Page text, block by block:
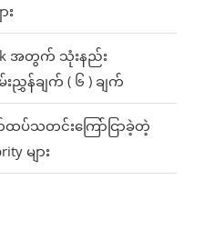
း
အတွက် သုံးနည်း
န်ချက် ( ၆ ) ချက်
ထပ်သတင်းကြော်ငြာခဲ့တဲ့
များ